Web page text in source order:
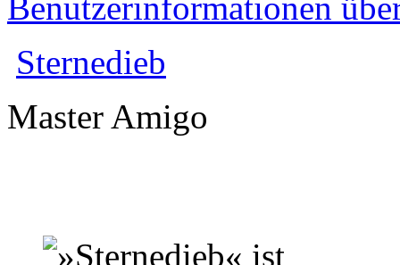
Benutzerinformationen
Sternedieb
Master Amigo